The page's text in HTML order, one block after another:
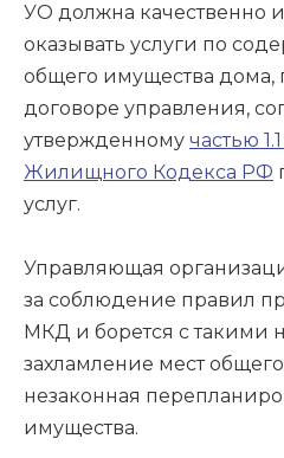
УО должна качественно
оказывать услуги по
общего имущества дома,
договоре управления,
утвержденному частью 1.1
Жилищного Кодекса РФ
услуг.
Управляющая
за соблюдение правил
МКД и борется с такими
захламление мест
незаконная
имущества.